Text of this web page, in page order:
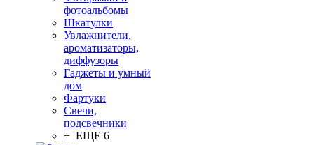
фотоальбомы
Шкатулки
Увлажнители,
ароматизаторы,
диффузоры
Гаджеты и умный
дом
Фартуки
Свечи,
подсвечники
+ ЕЩЕ 6